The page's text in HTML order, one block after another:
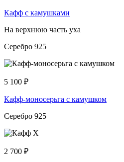
Кафф с камушками
На верхнюю часть уха
Серебро 925
5 100 ₽
Кафф-моносерьга с камушком
Серебро 925
2 700 ₽